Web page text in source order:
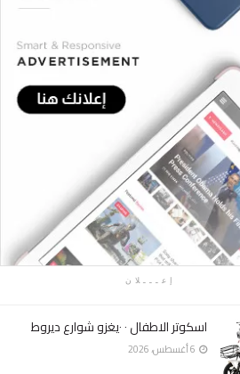
إعـــلان
اسكوتر الاطفال ٠ ٠يغزو شوارع ديروط